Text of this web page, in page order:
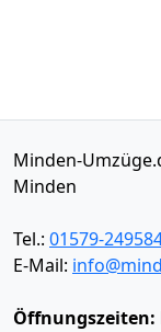
Minden-
Minden
Tel.: 01579-
E-Mail:
Öffnungszeiten: